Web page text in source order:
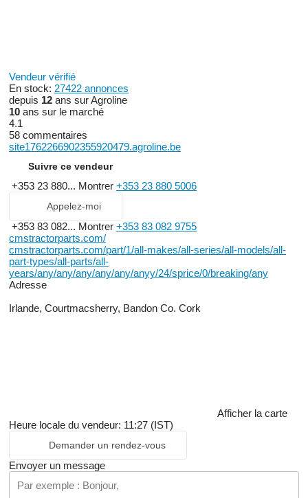
Vendeur vérifié
En stock: 27422 annonces
depuis 12 ans sur Agroline
10 ans sur le marché
4.1
58 commentaires
site1762266902355920479.agroline.be
Suivre ce vendeur
+353 23 880... Montrer +353 23 880 5006
Appelez-moi
+353 83 082... Montrer +353 83 082 9755
cmstractorparts.com/
cmstractorparts.com/part/1/all-makes/all-series/all-models/all-
part-types/all-parts/all-
years/any/any/any/any/any/anyy/24/sprice/0/breaking/any
Adresse
Irlande, Courtmacsherry, Bandon Co. Cork
Afficher la carte
Heure locale du vendeur: 11:27 (IST)
Demander un rendez-vous
Envoyer un message